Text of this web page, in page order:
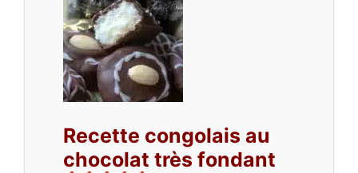
Recette congolais au
chocolat très fondant